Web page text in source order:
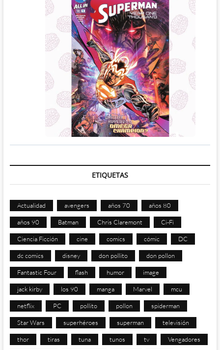
ETIQUETAS
Actualidad avengers años 70 años 80
años 90 Batman Chris Claremont Ci-Fi
Ciencia Ficción cine comics cómic DC
dc comics disney don pollito don pollon
Fantastic Four flash humor image
jack kirby los 90 manga Marvel mcu
netflix PC pollito pollon spiderman
Star Wars superhéroes superman televisión
thor tiras tuna tunos tv Vengadores